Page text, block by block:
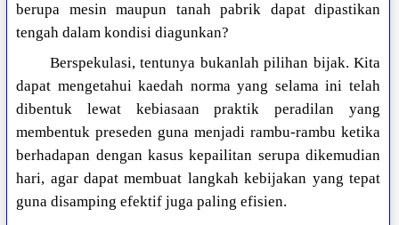
berupa mesin maupun tanah pabrik dapat dipastikan
tengah dalam kondisi diagunkan?
Berspekulasi, tentunya bukanlah pilihan bijak. Kita
dapat mengetahui kaedah norma yang selama ini telah
dibentuk lewat kebiasaan praktik peradilan yang
membentuk preseden guna menjadi rambu-rambu ketika
berhadapan dengan kasus kepailitan serupa dikemudian
hari, agar dapat membuat langkah kebijakan yang tepat
guna disamping efektif juga paling efisien.